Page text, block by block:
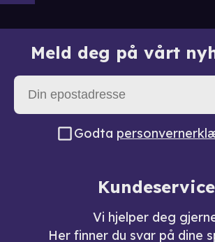
Meld deg på vårt
Godta
Kundeservice
Vi hjelper deg
Her finner du svar på dine